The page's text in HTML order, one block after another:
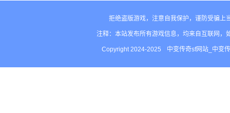
拒绝盗版游戏，注意自我保护，谨防受骗上
注释：本站发布所有游戏信息，均来自互联网
Copyright 2024-2025 中变传奇sf网站_中变